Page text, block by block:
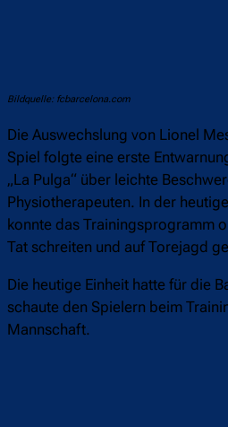
Bildquelle: fcbarcelona.com
Die Auswechslung von Lionel
Spiel folgte eine erste
„La Pulga“ über leichte
Physiotherapeuten. In der
konnte das Trainingsprogramm
Tat schreiten und auf Torejagd
Die heutige Einheit hatte für die
schaute den Spielern beim
Mannschaft.